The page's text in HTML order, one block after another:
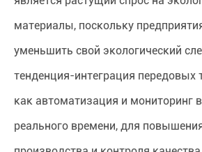
материалы, поскольку
уменьшить свой экологический
тенденция-интеграция передовых
как автоматизация и мониторинг
реального времени, для